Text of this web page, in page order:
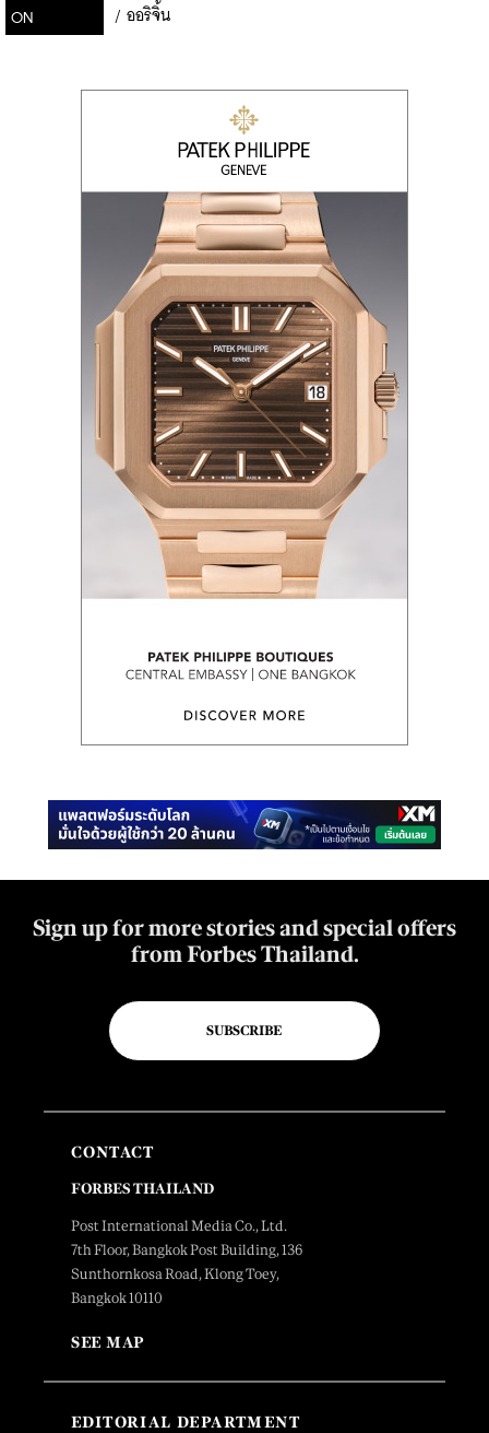
ON
/ ออริจิ้น
Sign up for more stories and special offers
from Forbes Thailand.
SUBSCRIBE
CONTACT
FORBES THAILAND
Post International Media Co., Ltd.
7th Floor, Bangkok Post Building, 136
Sunthornkosa Road, Klong Toey,
Bangkok 10110
SEE MAP
EDITORIAL DEPARTMENT